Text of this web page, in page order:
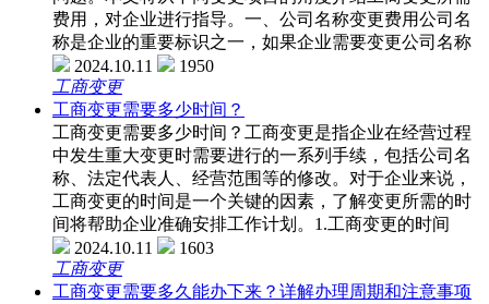
费用，对企业进行指导。一、公司名称变更费用公司名
称是企业的重要标识之一，如果企业需要变更公司名称
2024.10.11
1950
工商变更
工商变更需要多少时间？
工商变更需要多少时间？工商变更是指企业在经营过程
中发生重大变更时需要进行的一系列手续，包括公司名
称、法定代表人、经营范围等的修改。对于企业来说，
工商变更的时间是一个关键的因素，了解变更所需的时
间将帮助企业准确安排工作计划。1.工商变更的时间
2024.10.11
1603
工商变更
工商变更需要多久能办下来？详解办理周期和注意事项